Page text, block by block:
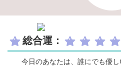
総合運：
今日のあなたは、誰にでも優し